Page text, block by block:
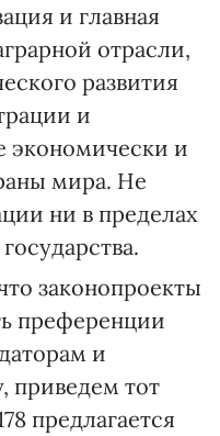
и главная
отрасли,
развития
и
экономически и
мира. Не
ни в пределах
законопроекты
преференции
и
приведем тот
предлагается